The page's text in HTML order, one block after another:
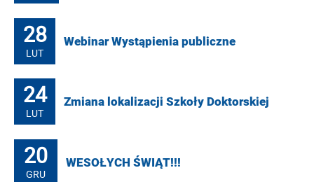
28
LUT
Webinar Wystąpienia publiczne
24
LUT
Zmiana lokalizacji Szkoły Doktorskiej
20
GRU
WESOŁYCH ŚWIĄT!!!